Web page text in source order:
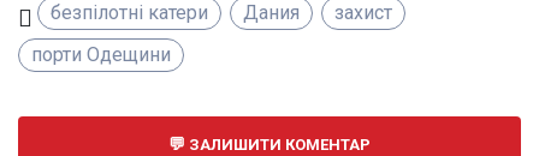
безпілотні катери Дания
захист
порти Одещини
ЗАЛИШИТИ КОМЕНТАР